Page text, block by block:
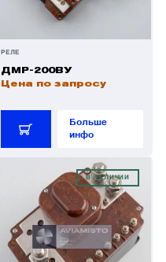
РЕЛЕ
ДМР-200ВУ
Цена по запросу
Больше
инфо
В НАЛИЧИИ